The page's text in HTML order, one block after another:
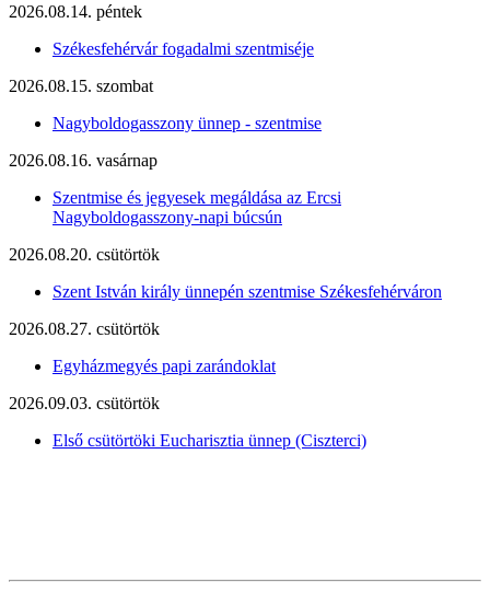
2026.08.14. péntek
Székesfehérvár fogadalmi szentmiséje
2026.08.15. szombat
Nagyboldogasszony ünnep - szentmise
2026.08.16. vasárnap
Szentmise és jegyesek megáldása az Ercsi
Nagyboldogasszony-napi búcsún
2026.08.20. csütörtök
Szent István király ünnepén szentmise Székesfehérváron
2026.08.27. csütörtök
Egyházmegyés papi zarándoklat
2026.09.03. csütörtök
Első csütörtöki Eucharisztia ünnep (Ciszterci)